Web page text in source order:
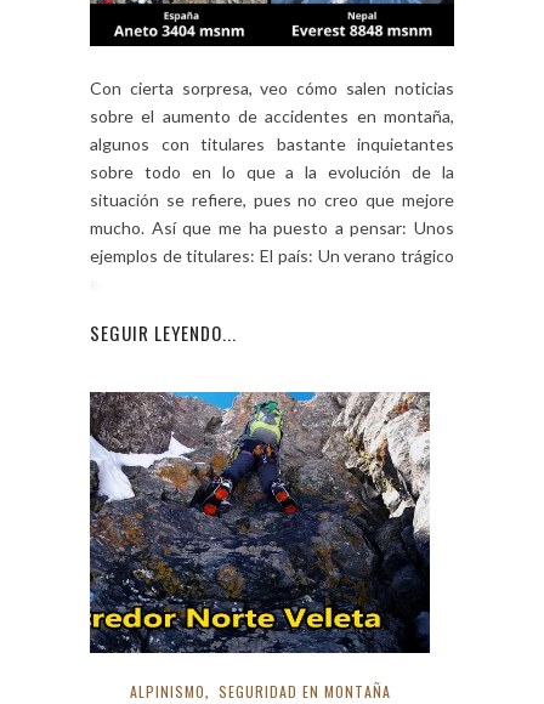
Con cierta sorpresa, veo cómo salen noticias
sobre el aumento de accidentes en montaña,
algunos con titulares bastante inquietantes
sobre todo en lo que a la evolución de la
situación se refiere, pues no creo que mejore
mucho. Así que me ha puesto a pensar: Unos
ejemplos de titulares: El país: Un verano trágico
SEGUIR LEYENDO...
ALPINISMO, SEGURIDAD EN MONTAÑA